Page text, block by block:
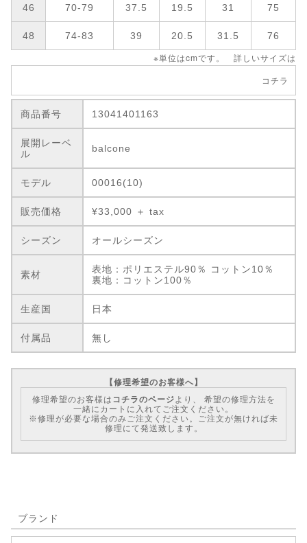
46 70-79 37.5 19.5 31 75
48 74-83 39 20.5 31.5 76
※単位はcmです。 詳しいサイズは
コチラ
商品番号 13041401163
展開レーベ
ル
balcone
モデル 00016(10)
販売価格 ¥33,000 ＋ tax
シーズン オールシーズン
素材
表地：ポリエステル90％ コットン10％
裏地：コットン100％
生産国 日本
付属品 無し
【修理希望のお客様へ】
修理希望のお客様は コチラのページより、 希望の修理方法を
一緒にカートに入れてご注文ください。
※修理が必要な場合のみご注文ください。ご注文が無ければ未
修理にて発送致します。
ブランド